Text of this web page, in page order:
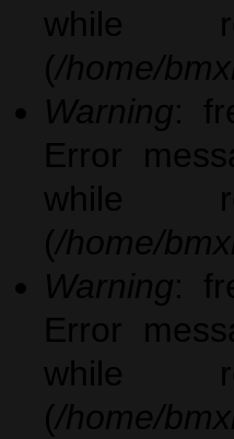
while
(/home/
Warning:
Error
while
(/home/
Warning:
Error
while
(/home/